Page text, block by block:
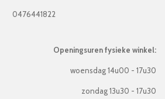
0476441822
Openingsuren fysieke winkel:
woensdag 14u00 - 17u30
zondag 13u30 - 17u30